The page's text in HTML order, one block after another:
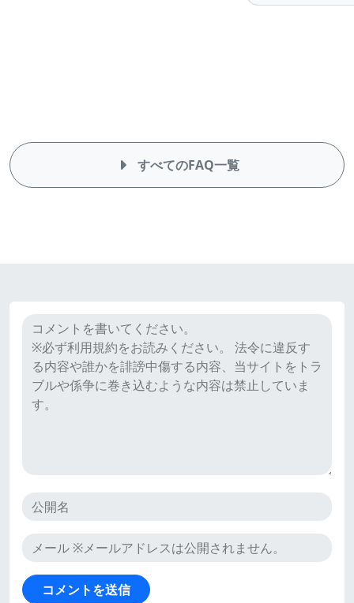
すべてのFAQ一覧
iFOREXのクチコミ